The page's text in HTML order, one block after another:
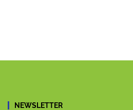
NEWSLETTER